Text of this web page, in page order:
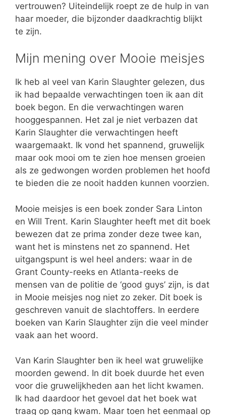
vertrouwen? Uiteindelijk roept ze de hulp in van
haar moeder, die bijzonder daadkrachtig blijkt
te zijn.
Mijn mening over Mooie meisjes
Ik heb al veel van Karin Slaughter gelezen, dus
ik had bepaalde verwachtingen toen ik aan dit
boek begon. En die verwachtingen waren
hooggespannen. Het zal je niet verbazen dat
Karin Slaughter die verwachtingen heeft
waargemaakt. Ik vond het spannend, gruwelijk
maar ook mooi om te zien hoe mensen groeien
als ze gedwongen worden problemen het hoofd
te bieden die ze nooit hadden kunnen voorzien.
Mooie meisjes is een boek zonder Sara Linton
en Will Trent. Karin Slaughter heeft met dit boek
bewezen dat ze prima zonder deze twee kan,
want het is minstens net zo spannend. Het
uitgangspunt is wel heel anders: waar in de
Grant County-reeks en Atlanta-reeks de
mensen van de politie de ‘good guys’ zijn, is dat
in Mooie meisjes nog niet zo zeker. Dit boek is
geschreven vanuit de slachtoffers. In eerdere
boeken van Karin Slaughter zijn die veel minder
vaak aan het woord.
Van Karin Slaughter ben ik heel wat gruwelijke
moorden gewend. In dit boek duurde het even
voor die gruwelijkheden aan het licht kwamen.
Ik had daardoor het gevoel dat het boek wat
traag op gang kwam. Maar toen het eenmaal op